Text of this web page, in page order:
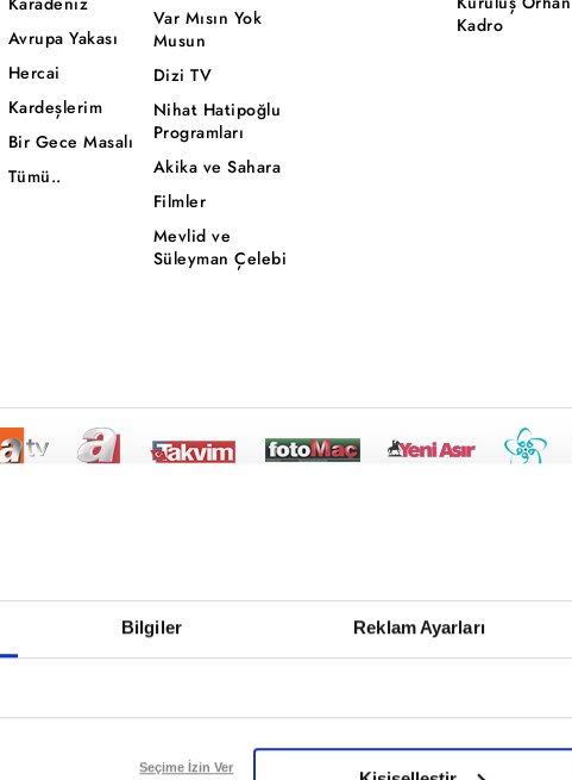
Bilgiler Reklam Ayarları
Seçime İzin Ver
Avrupa Yakası
Hercai
Kardeşlerim
Bir Gece Masalı
Tümü..
Var Mısın Yok
Musun
Dizi TV
Nihat Hatipoğlu
Programları
Akika ve Sahara
Filmler
Mevlid ve
Süleyman Çelebi
Kadro